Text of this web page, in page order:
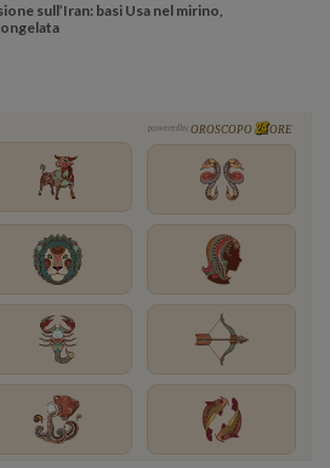
sull’Iran: basi Usa nel mirino,
powered by OROSCOPO ORE